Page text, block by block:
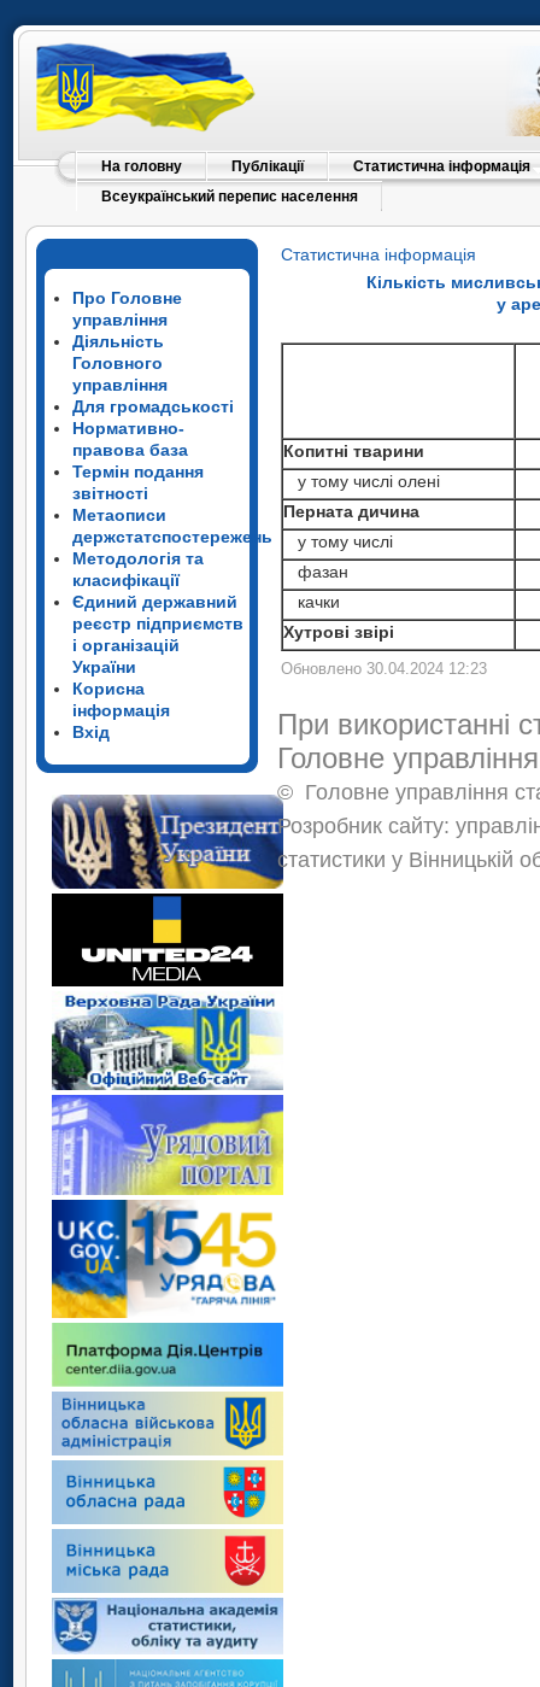
На головну Публікації
Статистична інформація
Всеукраїнський перепис населення
Про Головне
управління
Діяльність
Головного
управління
Для громадськості
Нормативно-
правова база
Термін подання
звітності
Метаописи
держстатспостережень
Методологія та
класифікації
Єдиний державний
реєстр підприємств
і організацій
України
Корисна
інформація
Вхід
Статистична інформація
Кількість
у
Копитні тварини
у тому числі олені
Перната дичина
у тому числі
фазан
качки
Хутрові звірі
Обновлено 30.04.2024 12:23
При використанні
Головне
© Головне управління
Розробник сайту:
статистики у Вінницькій